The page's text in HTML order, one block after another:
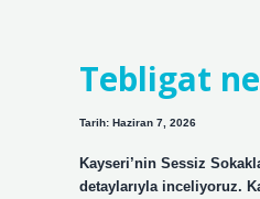
Tebligat
Tarih: Haziran 7, 2026
Kayseri’nin Sessiz
detaylarıyla inceliyoruz.